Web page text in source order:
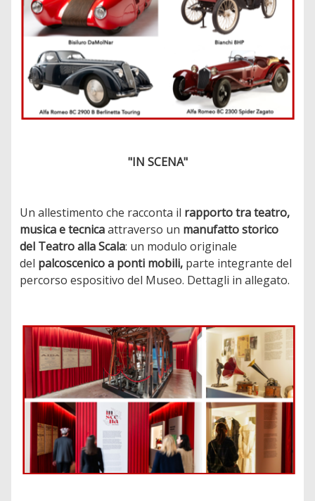
"IN SCENA"
Un allestimento che racconta il rapporto tra teatro,
musica e tecnicaattraverso un manufatto storico
del Teatro alla Scala: un modulo originale
del palcoscenico a ponti mobili, parte integrante del
percorso espositivo del Museo. Dettagli in allegato.